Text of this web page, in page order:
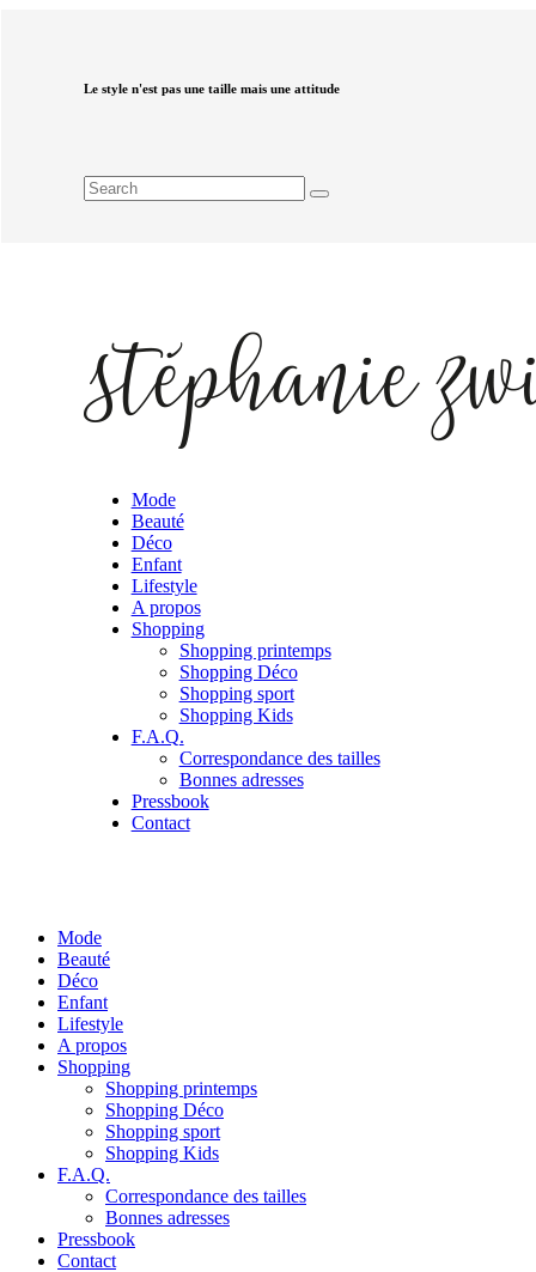
Le style n'est pas une taille mais une attitude
Mode
Beauté
Déco
Enfant
Lifestyle
A propos
Shopping
Shopping printemps
Shopping Déco
Shopping sport
Shopping Kids
F.A.Q.
Correspondance des tailles
Bonnes adresses
Pressbook
Contact
Mode
Beauté
Déco
Enfant
Lifestyle
A propos
Shopping
Shopping printemps
Shopping Déco
Shopping sport
Shopping Kids
F.A.Q.
Correspondance des tailles
Bonnes adresses
Pressbook
Contact